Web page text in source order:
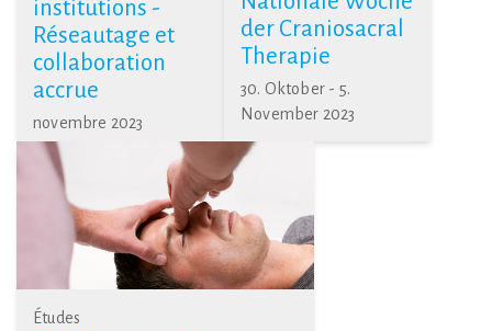
institutions -
Réseautage et
collaboration
accrue
novembre 2023
der Craniosacral
Therapie
30. Oktober - 5.
November 2023
Études